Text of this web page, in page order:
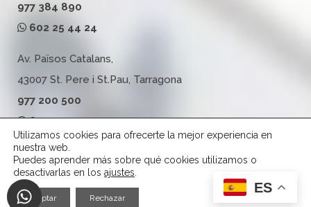
977 384 890
602 25 44 24
Av. Països Catalans,
43007 St. Pere i St.Pau, Tarragona
977 200 500
602 25 44 24
Copyright © 2024 · Clínica Dental Salou
Aviso Legal y Política
de Privacidad
Política de Cookies
ES
Utilizamos cookies para ofrecerte la mejor experiencia en
nuestra web.
Puedes aprender más sobre qué cookies utilizamos o
desactivarlas en los ajustes
Aceptar Rechazar